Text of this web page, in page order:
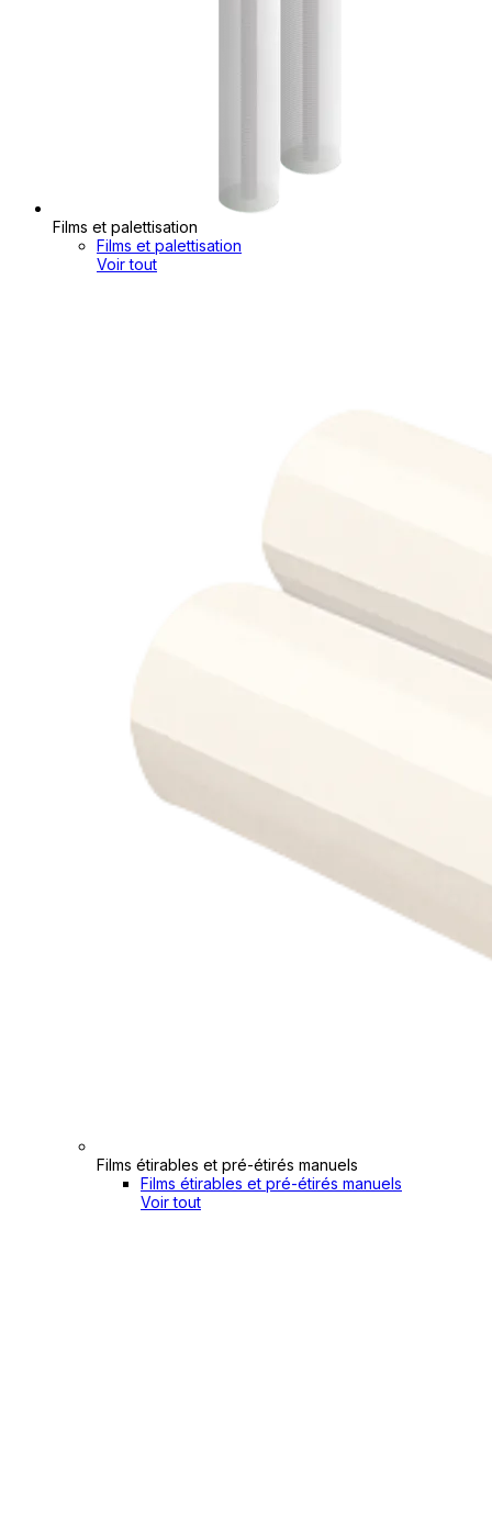
Films et palettisation
Films et palettisation
Voir tout
Films étirables et pré-étirés manuels
Films étirables et pré-étirés manuels
Voir tout